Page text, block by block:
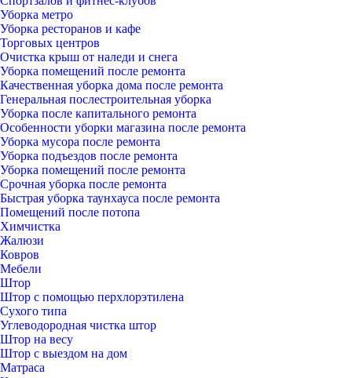
Уборка метро
Уборка ресторанов и кафе
Торговых центров
Очистка крыш от наледи и снега
Уборка помещений после ремонта
Качественная уборка дома после ремонта
Генеральная послестроительная уборка
Уборка после капитального ремонта
Особенности уборки магазина после ремонта
Уборка мусора после ремонта
Уборка подъездов после ремонта
Уборка помещений после ремонта
Срочная уборка после ремонта
Быстрая уборка таунхауса после ремонта
Помещений после потопа
Химчистка
Жалюзи
Ковров
Мебели
Штор
Штор с помощью перхлорэтилена
Сухого типа
Углеводородная чистка штор
Штор на весу
Штор с выездом на дом
Матраса